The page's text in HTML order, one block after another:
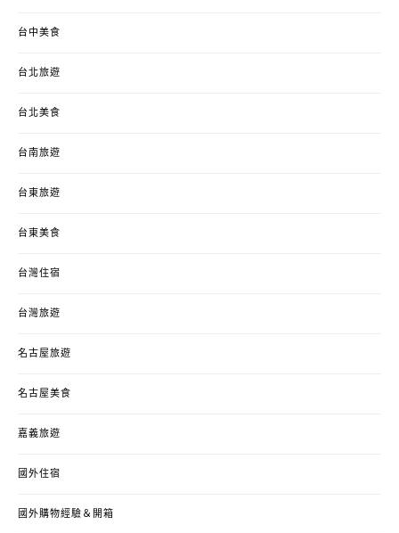
台中美食
台北旅遊
台北美食
台南旅遊
台東旅遊
台東美食
台灣住宿
台灣旅遊
名古屋旅遊
名古屋美食
嘉義旅遊
國外住宿
國外購物經驗＆開箱